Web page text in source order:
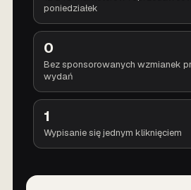
poniedziałek
0
Bez sponsorowanych wzmianek
wydań
1
Wypisanie się jednym kliknięciem